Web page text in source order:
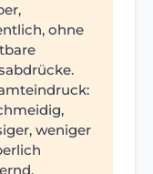
ohne
weniger